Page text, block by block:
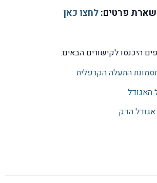
פרטים:לחצו כאן
היכנסו לקישורים הבאים:
התעלה הקרפלית
האגודל
אגודל הדק